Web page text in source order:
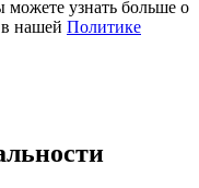
узнать больше о
нашей Политике